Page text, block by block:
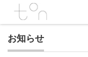
お知らせ